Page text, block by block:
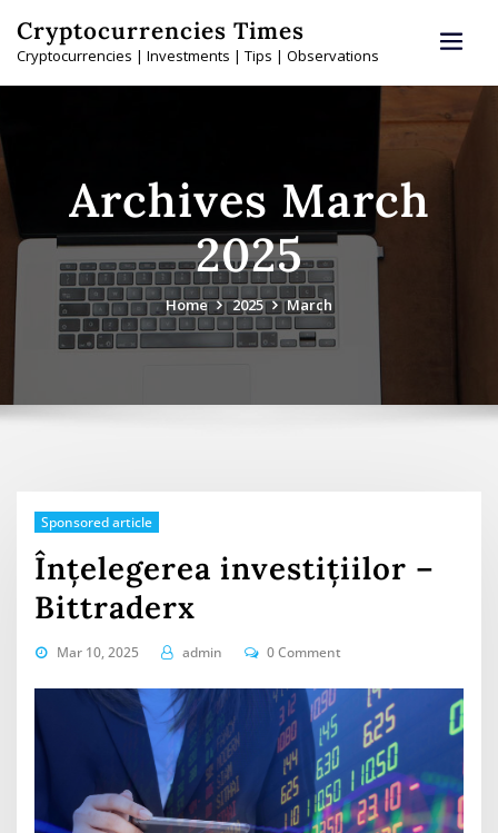
content
Cryptocurrencies Times
Cryptocurrencies | Investments | Tips | Observations
Archives March
2025
Home 2025 March
Sponsored article
Înțelegerea investițiilor –
Bittraderx
Mar 10, 2025 admin 0 Comment